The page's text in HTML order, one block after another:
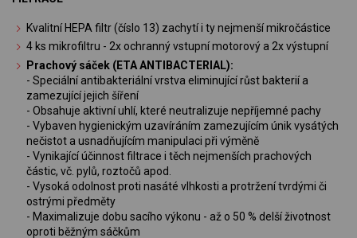
Kvalitní HEPA filtr (číslo 13) zachytí i ty nejmenší mikročástice
4 ks mikrofiltru - 2x ochranný vstupní motorový a 2x výstupní
Prachový sáček (ETA ANTIBACTERIAL):
- Speciální antibakteriální vrstva eliminující růst bakterií a
zamezující jejich šíření
- Obsahuje aktivní uhlí, které neutralizuje nepříjemné pachy
- Vybaven hygienickým uzavíráním zamezujícím únik vysátých
nečistot a usnadňujícím manipulaci při výměně
- Vynikající účinnost filtrace i těch nejmenších prachových
částic, vč. pylů, roztočů apod.
- Vysoká odolnost proti nasáté vlhkosti a protržení tvrdými či
ostrými předměty
- Maximalizuje dobu sacího výkonu - až o 50 % delší životnost
oproti běžným sáčkům